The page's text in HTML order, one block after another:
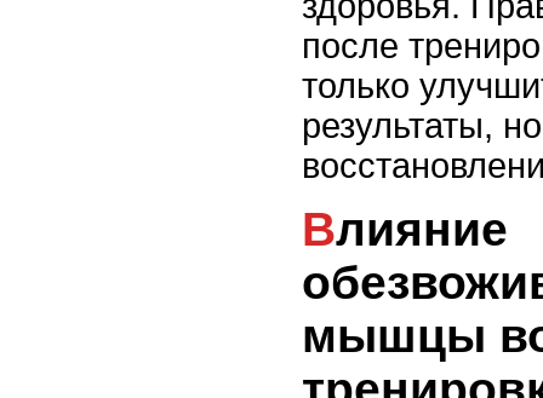
после
только
результаты,
Влияние
мышцы